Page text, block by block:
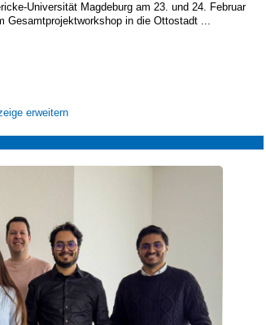
Universität Magdeburg am 23. und 24. Februar
Gesamtprojektworkshop in die Ottostadt ...
erweitern